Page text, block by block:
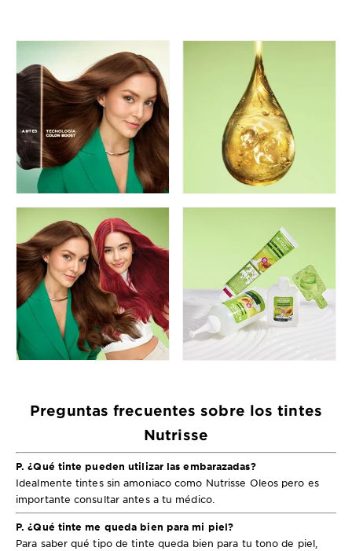
Preguntas frecuentes sobre los tintes
Nutrisse
P. ¿Qué tinte pueden utilizar las embarazadas?
Idealmente tintes sin amoniaco como Nutrisse Oleos pero es
importante consultar antes a tu médico.
P. ¿Qué tinte me queda bien para mi piel?
Para saber qué tipo de tinte queda bien para tu tono de piel,